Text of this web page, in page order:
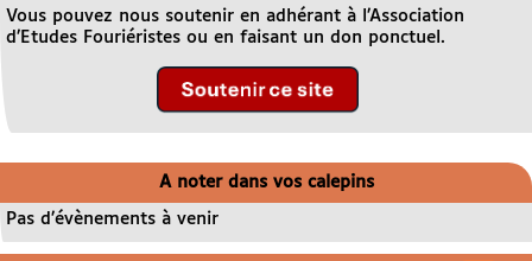
Vous pouvez nous soutenir en adhérant à l’Association
d’Etudes Fouriéristes ou en faisant un don ponctuel.
A noter dans vos calepins
Pas d’évènements à venir